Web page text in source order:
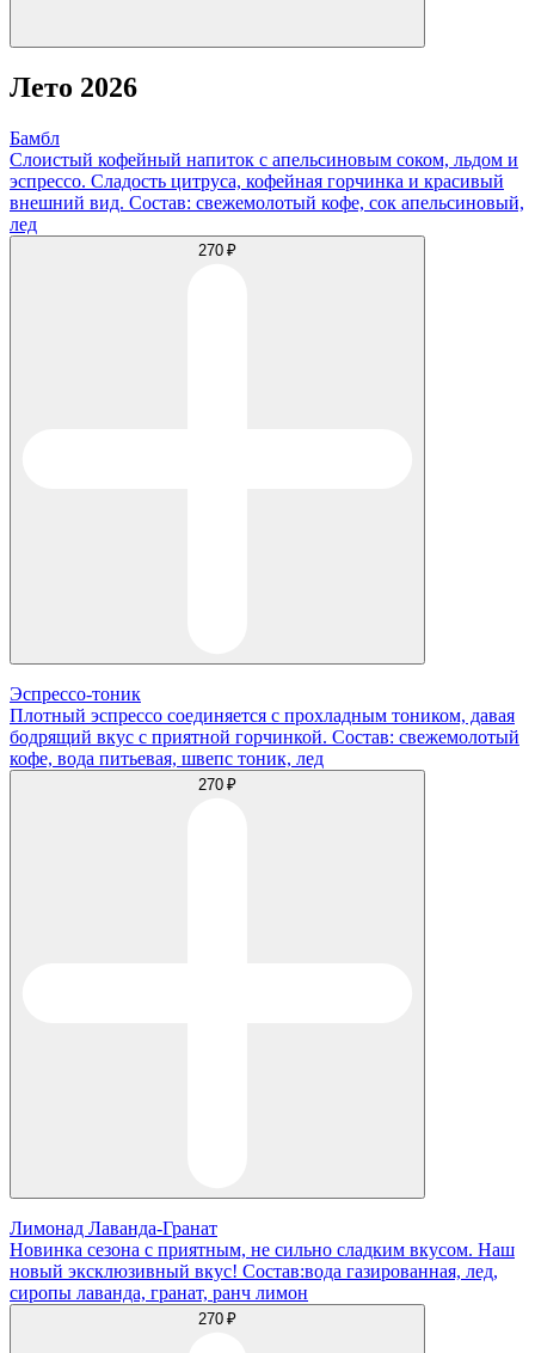
Лето 2026
Бамбл
Слоистый кофейный напиток с апельсиновым соком, льдом и
эспрессо. Сладость цитруса, кофейная горчинка и красивый
внешний вид. Состав: свежемолотый кофе, сок апельсиновый,
лед
270 ₽
Эспрессо-тоник
Плотный эспрессо соединяется с прохладным тоником, давая
бодрящий вкус с приятной горчинкой. Состав: свежемолотый
кофе, вода питьевая, швепс тоник, лед
270 ₽
Лимонад Лаванда-Гранат
Новинка сезона с приятным, не сильно сладким вкусом. Наш
новый эксклюзивный вкус! Состав:вода газированная, лед,
сиропы лаванда, гранат, ранч лимон
270 ₽